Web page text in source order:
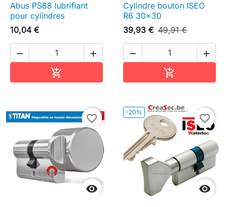
Abus PS88 lubrifiant
pour cylindres
10,04 €
 

Cylindre bouton ISEO
R6 30x30
39,93 € 49,91 €
 


favorite_border
-20%

favorite_border